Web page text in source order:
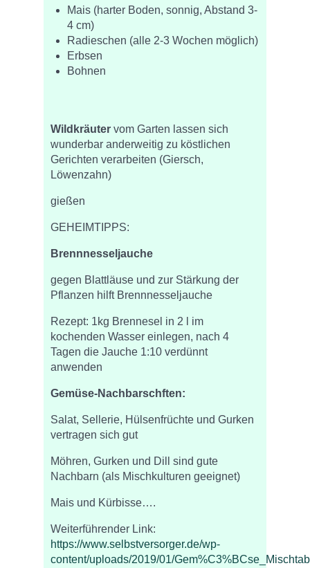
Mais (harter Boden, sonnig, Abstand 3-
4 cm)
Radieschen (alle 2-3 Wochen möglich)
Erbsen
Bohnen
Wildkräuter vom Garten lassen sich
wunderbar anderweitig zu köstlichen
Gerichten verarbeiten (Giersch,
Löwenzahn)
gießen
GEHEIMTIPPS:
Brennnesseljauche
gegen Blattläuse und zur Stärkung der
Pflanzen hilft Brennnesseljauche
Rezept: 1kg Brennesel in 2 l im
kochenden Wasser einlegen, nach 4
Tagen die Jauche 1:10 verdünnt
anwenden
Gemüse-Nachbarschften:
Salat, Sellerie, Hülsenfrüchte und Gurken
vertragen sich gut
Möhren, Gurken und Dill sind gute
Nachbarn (als Mischkulturen geeignet)
Mais und Kürbisse….
Weiterführender Link:
https://www.selbstversorger.de/wp-
content/uploads/2019/01/